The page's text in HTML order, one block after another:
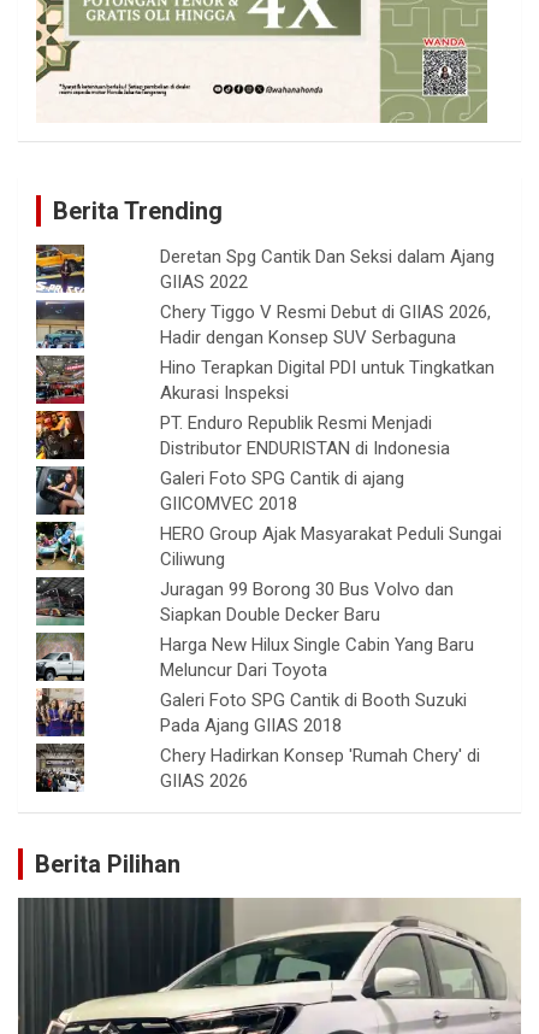
Berita Trending
Deretan Spg Cantik Dan Seksi dalam Ajang
GIIAS 2022
Chery Tiggo V Resmi Debut di GIIAS 2026,
Hadir dengan Konsep SUV Serbaguna
Hino Terapkan Digital PDI untuk Tingkatkan
Akurasi Inspeksi
PT. Enduro Republik Resmi Menjadi
Distributor ENDURISTAN di Indonesia
Galeri Foto SPG Cantik di ajang
GIICOMVEC 2018
HERO Group Ajak Masyarakat Peduli Sungai
Ciliwung
Juragan 99 Borong 30 Bus Volvo dan
Siapkan Double Decker Baru
Harga New Hilux Single Cabin Yang Baru
Meluncur Dari Toyota
Galeri Foto SPG Cantik di Booth Suzuki
Pada Ajang GIIAS 2018
Chery Hadirkan Konsep 'Rumah Chery' di
GIIAS 2026
Berita Pilihan